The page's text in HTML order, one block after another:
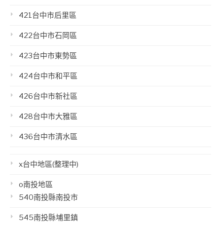
421台中市后里區
422台中市石岡區
423台中市東勢區
424台中市和平區
426台中市新社區
428台中市大雅區
436台中市清水區
x台中地區(整理中)
o南投地區
540南投縣南投市
545南投縣埔里鎮